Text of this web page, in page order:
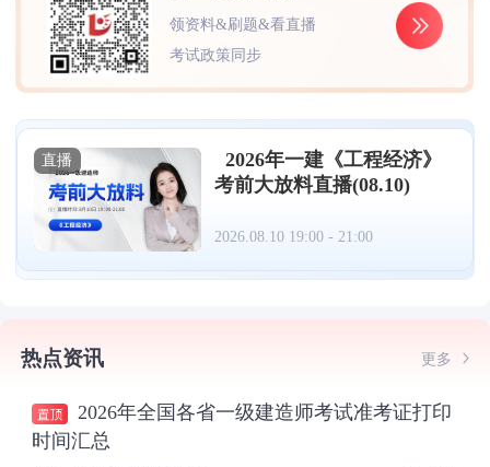
领资料&刷题&看直播
考试政策同步
直播
2026年一建《工程经济》
考前大放料直播(08.10)
2026.08.10 19:00 - 21:00
热点资讯 更多
2026年全国各省一级建造师考试准考证打印
时间汇总